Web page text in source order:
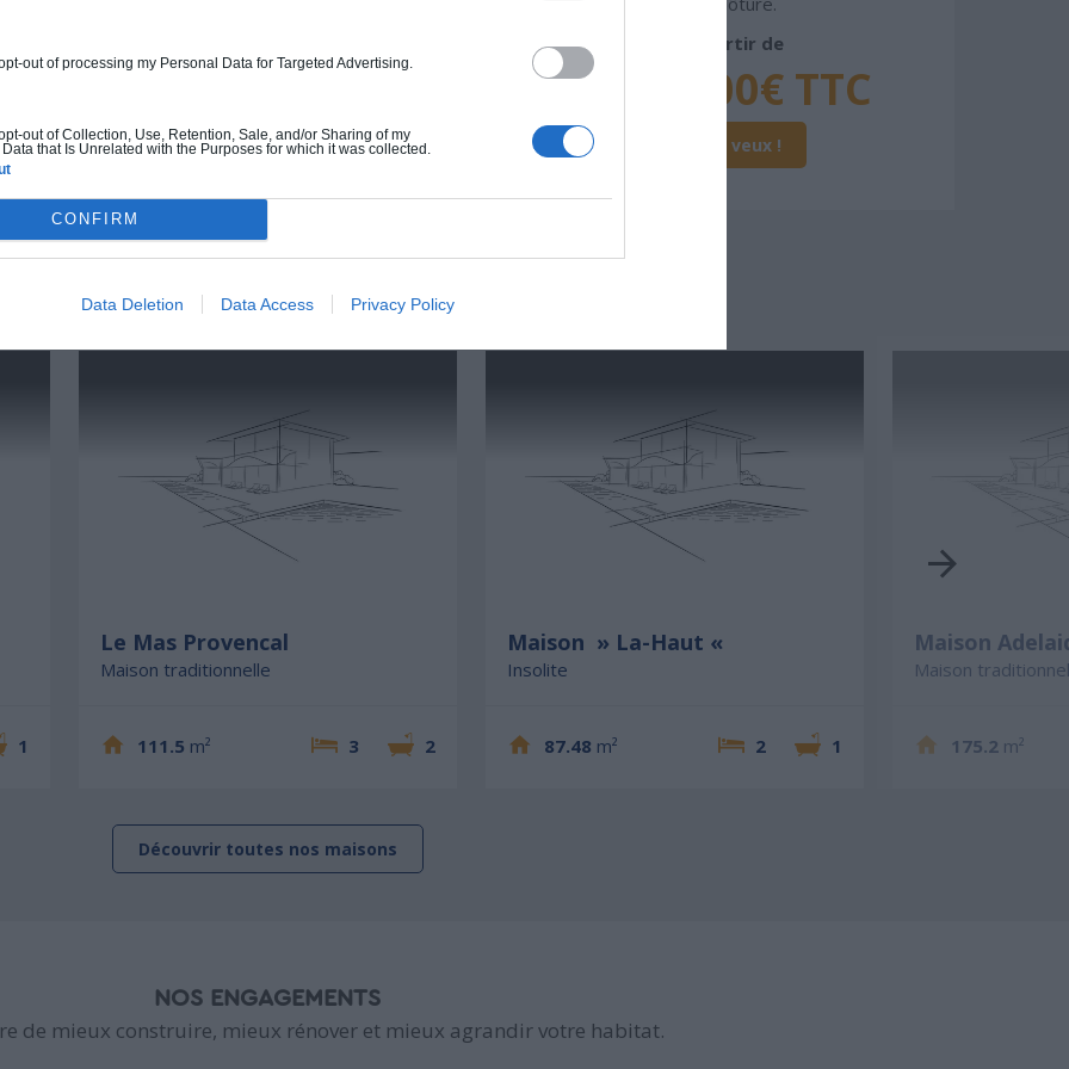
out of processing my Personal Data for Targeted Advertising.
out of Collection, Use, Retention, Sale, and/or Sharing of my
that Is Unrelated with the Purposes for which it was collected.
CONFIRM
Data Deletion Data Access Privacy Policy
278 000€ TTC
Je la veux !
À partir de
320 000€ TTC
Je la veux !
MAISONS QUI POURRAIENT VOUS INTÉRESSER
1
Le Mas Provencal
Maison traditionnelle
111.5 m² 3 2
Maison » La-Haut «
Insolite
87.48 m² 2 1
Maison
Maison
175.2 m²
Découvrir toutes nos maisons
NOS ENGAGEMENTS
de mieux construire, mieux rénover et mieux agrandir votre habitat.